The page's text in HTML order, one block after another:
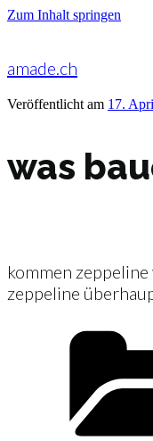
Zum Inhalt springen
amade.ch
Veröffentlicht am 17.
was
kommen
zeppeline